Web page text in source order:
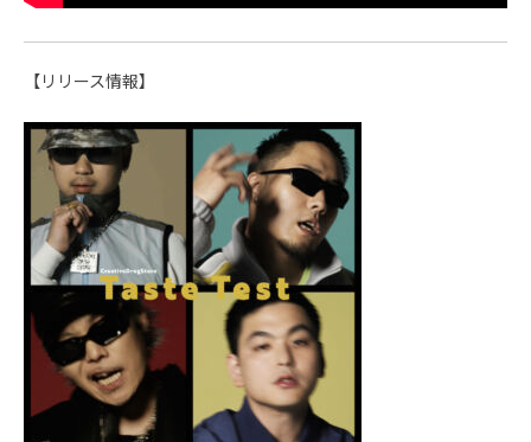
【リリース情報】